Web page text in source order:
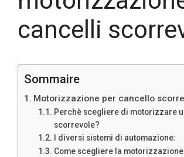
cancelli
Sommaire
Motorizzazione per cancello
Perchè scegliere di motorizzare
scorrevole?
I diversi sistemi di automazione:
Come scegliere la